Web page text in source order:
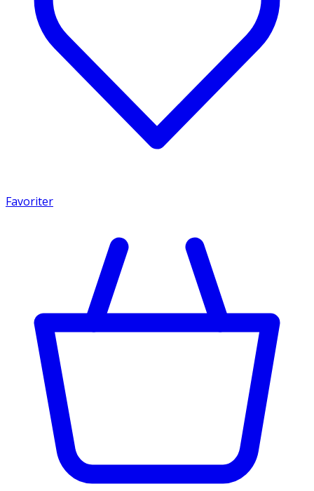
Favoriter